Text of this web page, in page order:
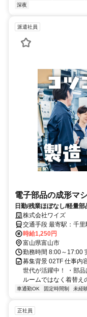
深夜
派遣社員
電子部品の成形マ
日勤/残業ほぼなし/軽量
機械オペレーター作業です
株式会社ワイズ
交通手段 最寄駅：千
時給1,250円
富山県富山市
勤務時間 8:00～17:00
募集背景 02TF 仕事内
世代が活躍中！ ・部
ルームではなく着替え
車通勤OK 固定時間制 未経
正社員